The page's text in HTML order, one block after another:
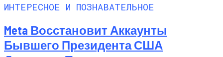
ИНТЕРЕСНОЕ И ПОЗНАВАТЕЛЬНОЕ
Meta Восстановит Аккаунты
Бывшего Президента США